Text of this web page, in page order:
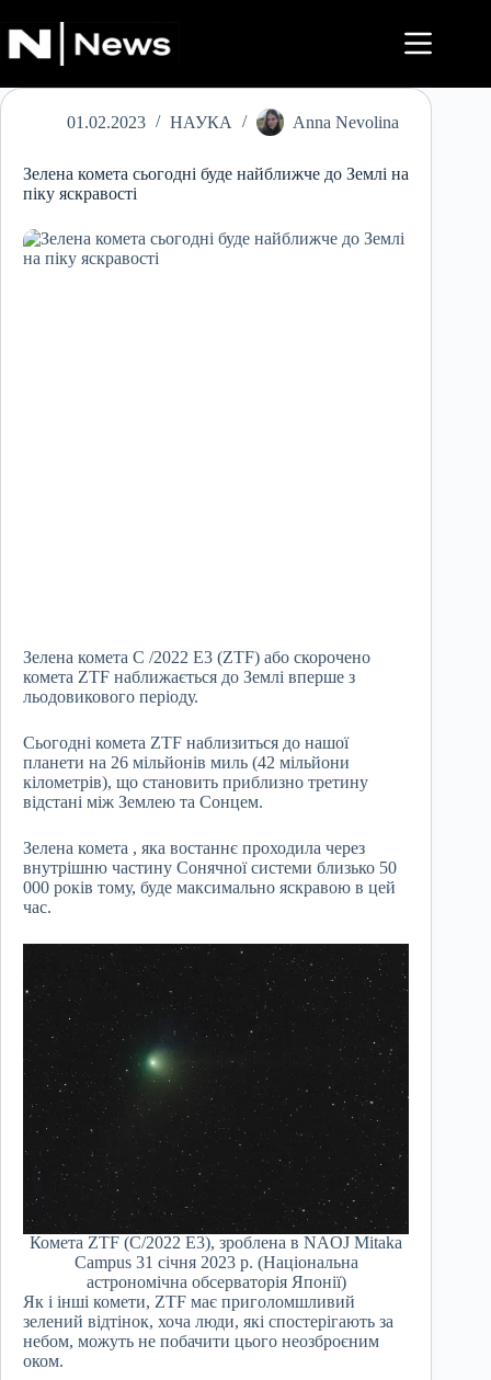
до
вмісту
01.02.2023 НАУКА Anna Nevolina
Зелена комета сьогодні буде найближче до Землі на
піку яскравості
Зелена комета C /2022 E3 (ZTF) або скорочено
комета ZTF наближається до Землі вперше з
льодовикового періоду.
Сьогодні комета ZTF наблизиться до нашої
планети на 26 мільйонів миль (42 мільйони
кілометрів), що становить приблизно третину
відстані між Землею та Сонцем.
Зелена комета , яка востаннє проходила через
внутрішню частину Сонячної системи близько 50
000 років тому, буде максимально яскравою в цей
час.
Комета ZTF (C/2022 E3), зроблена в NAOJ Mitaka
Campus 31 січня 2023 р. (Національна
астрономічна обсерваторія Японії)
Як і інші комети, ZTF має приголомшливий
зелений відтінок, хоча люди, які спостерігають за
небом, можуть не побачити цього неозброєним
оком.